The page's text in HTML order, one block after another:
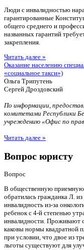
Люди с инвалидностью
гарантированные
общего среднего и
названных гарантий
закрепления.
Читать далее »
Оказание населению
«социальное такси»)
Ольга Трипутень
Сергей Дроздовский
По информации,
комитетами Республики
учреждению «Офис по
Читать далее »
Вопрос юристу
Вопрос
В общественную приемную
обратилась гражданка Л.
инвалидность из-за
ребенок с 4-й степенью
инвалидности. Проживают
каковы нормы квадратной
при условии, что двое из
льготы существуют для